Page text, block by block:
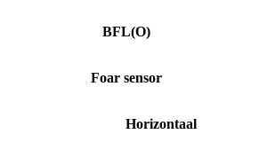
BFL(O)
Foar sensor
Horizontaal